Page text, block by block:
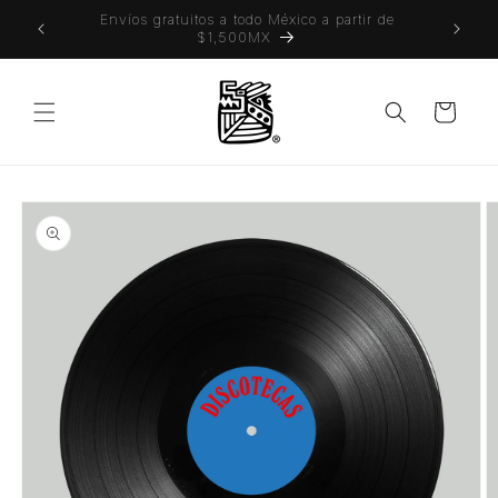
directamenteEnvíos gratuitos a todo México a partir de
$1,500MX
Carrito
directamente
a la
información